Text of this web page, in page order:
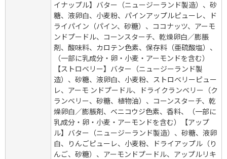
イナップル】バター（ニュージーランド製造）、砂
糖、液卵白、小麦粉、パインアップルピューレ、ド
ライパイン（パイン、砂糖）、ココナッツ、アーモ
ンドプードル、コーンスターチ、乾燥卵白／膨脹
剤、酸味料、カロテン色素、保存料（亜硫酸塩）、
（一部に乳成分・卵・小麦・アーモンドを含む）
【ストロベリー】バター（ニュージーランド製
造）、砂糖、液卵白、小麦粉、ストロベリーピュー
レ、アーモ ンドプードル、ドライクランベリー（ク
ランベリー、砂糖、植物油）、コーンスターチ、乾
燥卵白／膨脹剤、ベニコウジ色素、香料、（一部に
乳成分・卵・小麦・アーモンドを含む）【アップ
ル】バター（ニュージーランド製造）、砂糖、液卵
白、りんごピューレ、小麦粉、ドライアップル（り
んご、砂糖）、アーモンドプードル、アップルリキ